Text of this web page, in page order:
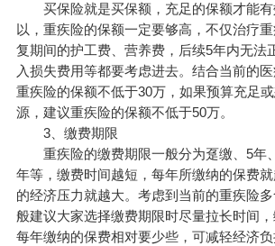
买保险就是买保额，充足的保额才能
以，重疾险的保额一定要够高，不仅治疗
复期间的护工费、营养费，后续5年内无法
入损失费用等都要考虑进去。结合当前的
重疾险的保额不低于30万，如果预算充足
源，建议重疾险的保额不低于50万。
3、缴费期限
重疾险的缴费期限一般分为趸缴、5年
年等，缴费时间越短，每年所缴纳的保费
的经济压力就越大。考虑到当前的重疾险
般建议大家选择缴费期限时尽量拉长时间，
每年缴纳的保费相对要少些，可减轻经济负